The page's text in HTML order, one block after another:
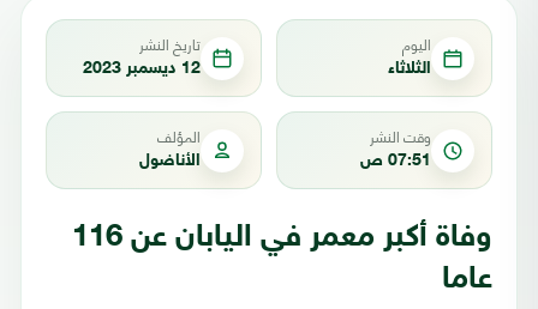
اليوم
الثلاثاء
تاريخ النشر
12 ديسمبر 2023
وقت النشر
07:51 ص
المؤلف
الأناضول
وفاة أكبر معمر في اليابان عن 116
عاما